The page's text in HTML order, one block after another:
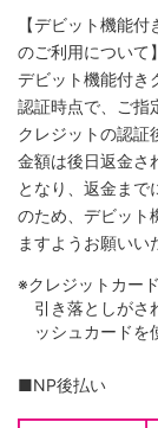
【デビット機能
のご利用について】
デビット機能付き
認証時点で、ご指
クレジットの認証
金額は後日返金さ
となり、返金ま
のため、デビット
ますようお願いい
※クレジットカー
引き落としがさ
ッシュカードを
■NP後払い